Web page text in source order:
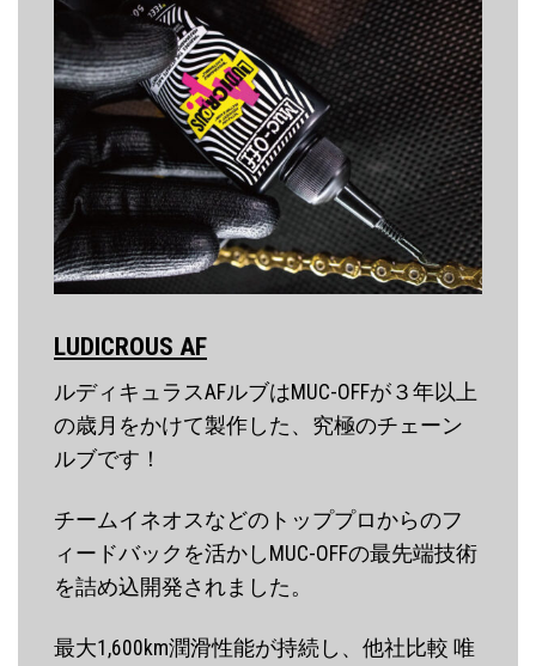
LUDICROUS AF
ルディキュラスAFルブはMUC-OFFが３年以上
の歳月をかけて製作した、究極のチェーン
ルブです！
チームイネオスなどのトッププロからのフ
ィードバックを活かしMUC-OFFの最先端技術
を詰め込開発されました。
最大1,600km潤滑性能が持続し、他社比較 唯